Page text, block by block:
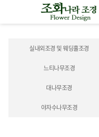
실내외조경 및 웨딩홀조경
느티나무조경
대나무조경
야자수나무조경